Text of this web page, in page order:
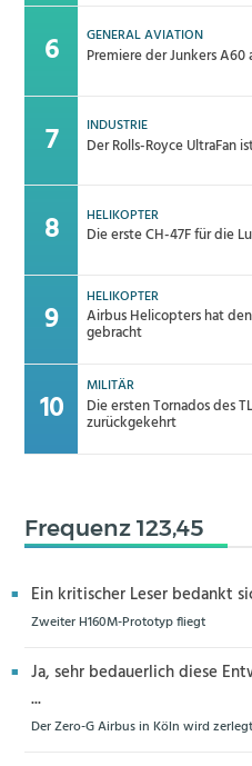
GENERAL AVIATION
Premiere der Junkers A60
INDUSTRIE
Der Rolls-Royce UltraFan
HELIKOPTER
Die erste CH-47F für die
HELIKOPTER
Airbus Helicopters hat
gebracht
MILITÄR
Die ersten Tornados des
zurückgekehrt
Frequenz 123,45
Ein kritischer Leser bedankt
Zweiter H160M-Prototyp fliegt
Ja, sehr bedauerlich diese
...
Der Zero-G Airbus in Köln wird